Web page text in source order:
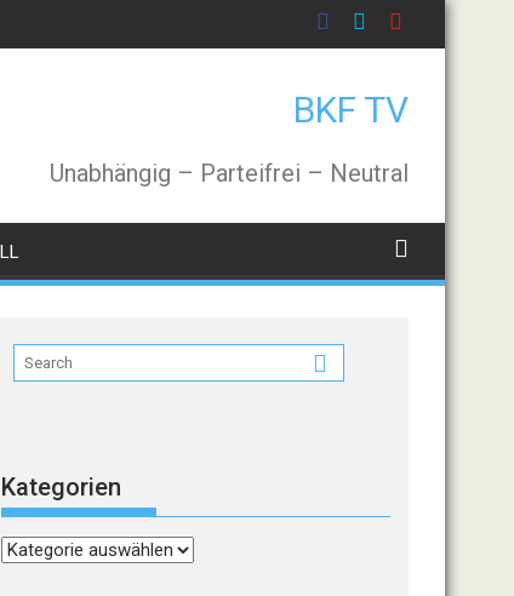
BKF TV
Unabhängig – Parteifrei – Neutral
Kategorien
Kategorien